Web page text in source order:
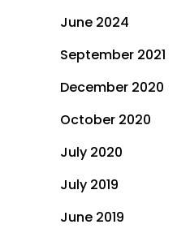
June 2024
September 2021
December 2020
October 2020
July 2020
July 2019
June 2019